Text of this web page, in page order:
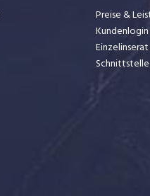
Preise &
Kundenlogin
Schnittstelle